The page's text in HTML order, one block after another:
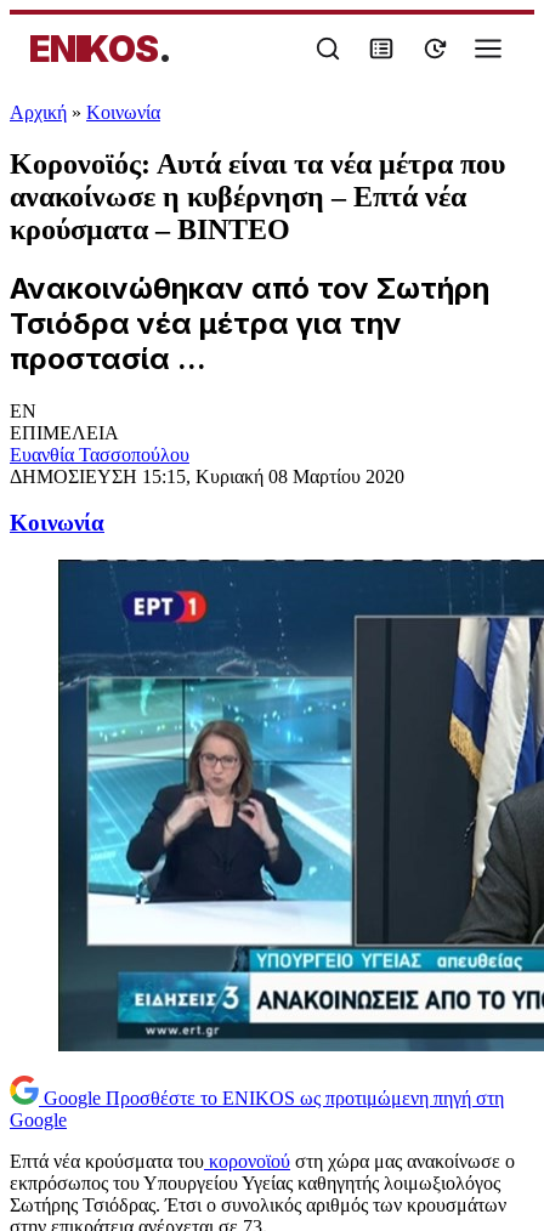
ENIKOS.
Αρχική » Κοινωνία
Κορονοϊός: Αυτά είναι τα νέα μέτρα που
ανακοίνωσε η κυβέρνηση – Eπτά νέα
κρούσματα – ΒΙΝΤΕΟ
Ανακοινώθηκαν από τον Σωτήρη
Τσιόδρα νέα μέτρα για την
προστασία ...
EN
ΕΠΙΜΕΛΕΙΑ
Ευανθία Τασσοπούλου
ΔΗΜΟΣΙΕΥΣΗ 15:15, Κυριακή 08 Μαρτίου 2020
Κοινωνία
Google Προσθέστε το ENIKOS ως προτιμώμενη πηγή στη
Google
Επτά νέα κρούσματα του κορονοϊού στη χώρα μας ανακοίνωσε ο
εκπρόσωπος του Υπουργείου Υγείας καθηγητής λοιμωξιολόγος
Σωτήρης Τσιόδρας. Έτσι ο συνολικός αριθμός των κρουσμάτων